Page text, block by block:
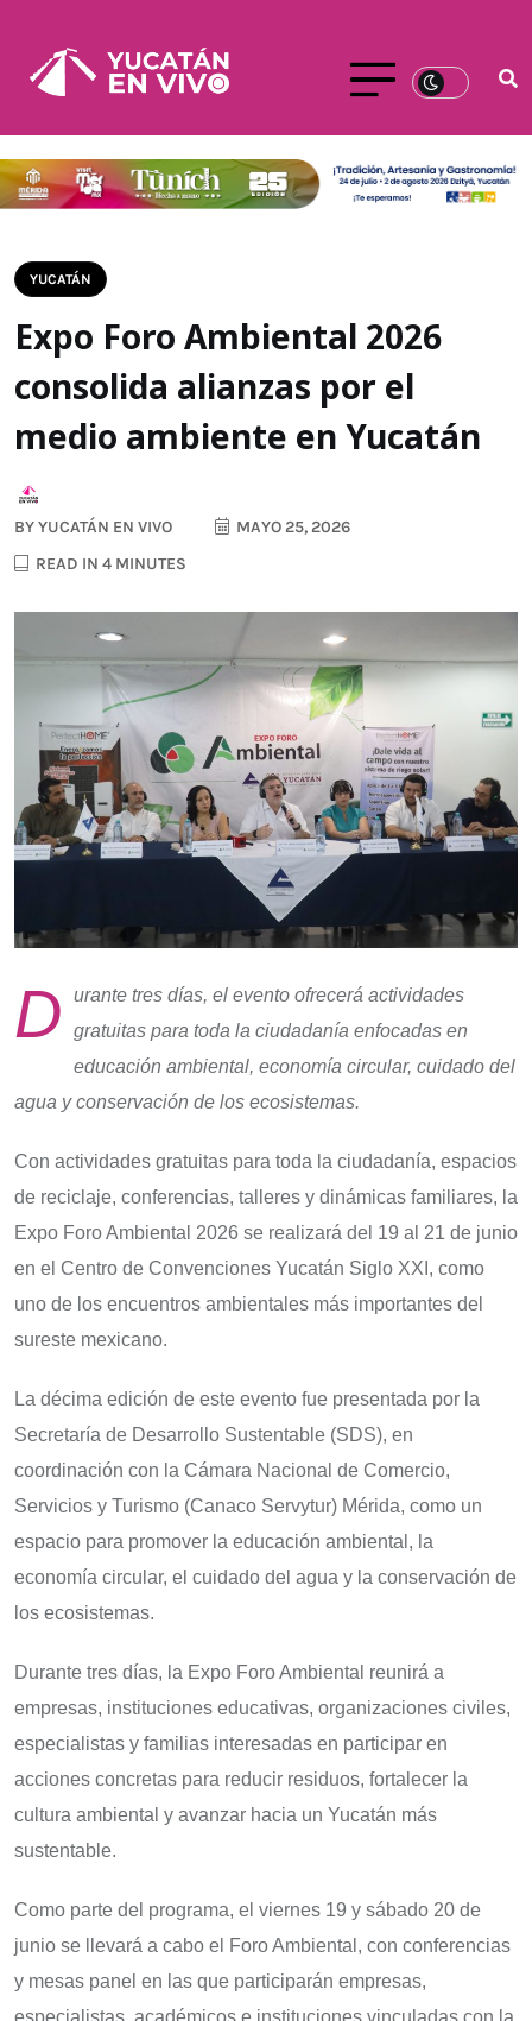
YUCATÁN
Expo Foro Ambiental 2026
consolida alianzas por el
medio ambiente en Yucatán
BYYUCATÁN EN VIVO
MAYO 25, 2026
READ IN 4 MINUTES
D
urante tres días, el evento ofrecerá actividades
gratuitas para toda la ciudadanía enfocadas en
educación ambiental, economía circular, cuidado del
agua y conservación de los ecosistemas.
Con actividades gratuitas para toda la ciudadanía, espacios
de reciclaje, conferencias, talleres y dinámicas familiares, la
Expo Foro Ambiental 2026 se realizará del 19 al 21 de junio
en el Centro de Convenciones Yucatán Siglo XXI, como
uno de los encuentros ambientales más importantes del
sureste mexicano.
La décima edición de este evento fue presentada por la
Secretaría de Desarrollo Sustentable (SDS), en
coordinación con la Cámara Nacional de Comercio,
Servicios y Turismo (Canaco Servytur) Mérida, como un
espacio para promover la educación ambiental, la
economía circular, el cuidado del agua y la conservación de
los ecosistemas.
Durante tres días, la Expo Foro Ambiental reunirá a
empresas, instituciones educativas, organizaciones civiles,
especialistas y familias interesadas en participar en
acciones concretas para reducir residuos, fortalecer la
cultura ambiental y avanzar hacia un Yucatán más
sustentable.
Como parte del programa, el viernes 19 y sábado 20 de
junio se llevará a cabo el Foro Ambiental, con conferencias
y mesas panel en las que participarán empresas,
especialistas, académicos e instituciones vinculadas con la